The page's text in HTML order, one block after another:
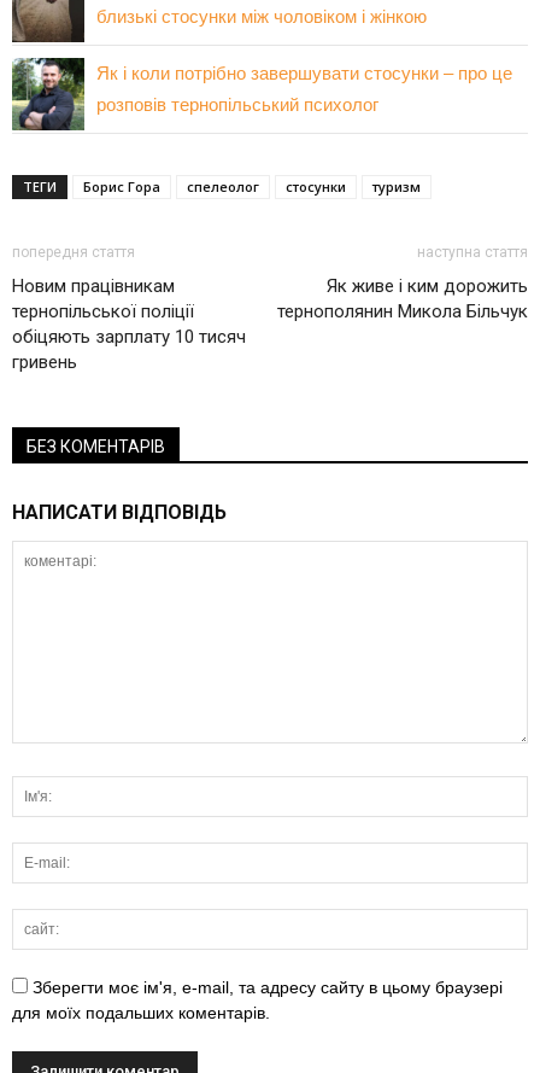
близькі стосунки між чоловіком і жінкою
Як і коли потрібно завершувати стосунки – про це
розповів тернопільський психолог
ТЕГИ Борис Гора спелеолог стосунки туризм
попередня стаття
Новим працівникам
тернопільської поліції
обіцяють зарплату 10 тисяч
гривень
наступна стаття
Як живе і ким дорожить
тернополянин Микола Більчук
БЕЗ КОМЕНТАРІВ
НАПИСАТИ ВІДПОВІДЬ
Зберегти моє ім'я, e-mail, та адресу сайту в цьому браузері
для моїх подальших коментарів.